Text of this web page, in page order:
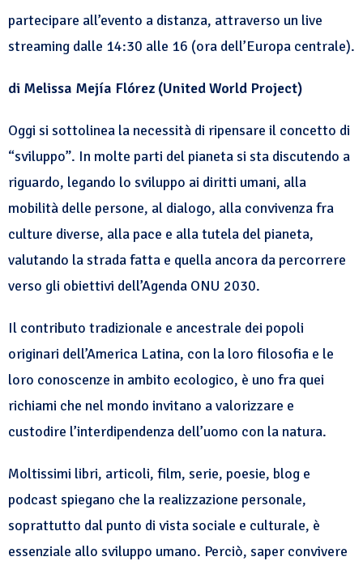
partecipare all’evento a distanza, attraverso un live
streaming dalle 14:30 alle 16 (ora dell’Europa centrale).
di Melissa Mejía Flórez (United World Project)
Oggi si sottolinea la necessità di ripensare il concetto di
“sviluppo”. In molte parti del pianeta si sta discutendo a
riguardo, legando lo sviluppo ai diritti umani, alla
mobilità delle persone, al dialogo, alla convivenza fra
culture diverse, alla pace e alla tutela del pianeta,
valutando la strada fatta e quella ancora da percorrere
verso gli obiettivi dell’Agenda ONU 2030.
Il contributo tradizionale e ancestrale dei popoli
originari dell’America Latina, con la loro filosofia e le
loro conoscenze in ambito ecologico, è uno fra quei
richiami che nel mondo invitano a valorizzare e
custodire l’interdipendenza dell’uomo con la natura.
Moltissimi libri, articoli, film, serie, poesie, blog e
podcast spiegano che la realizzazione personale,
soprattutto dal punto di vista sociale e culturale, è
essenziale allo sviluppo umano. Perciò, saper convivere